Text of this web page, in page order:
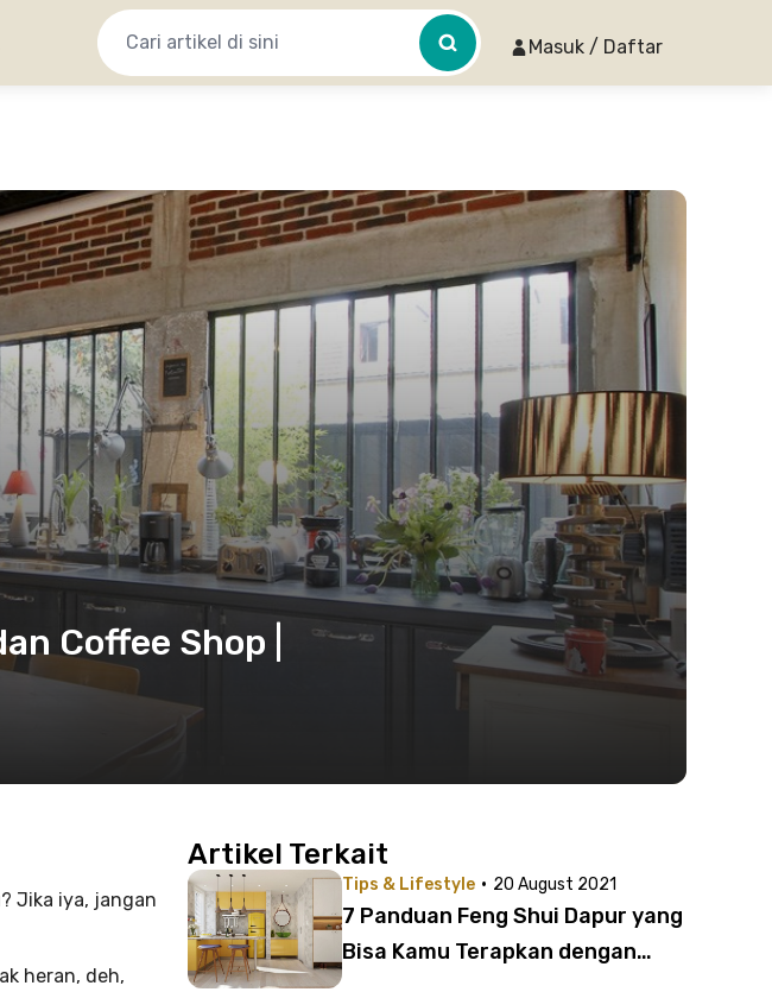
Masuk / Daftar
Coffee Shop |
Jika iya, jangan
heran, deh,
Artikel Terkait
Tips & Lifestyle · 20 August 2021
7 Panduan Feng Shui Dapur yang
Bisa Kamu Terapkan dengan